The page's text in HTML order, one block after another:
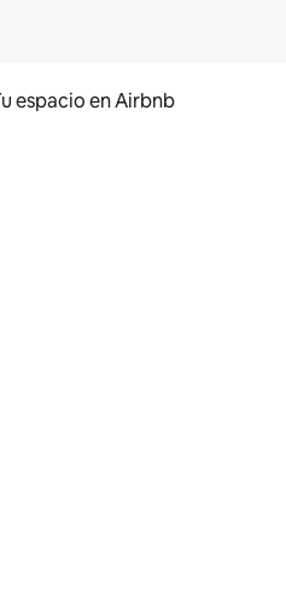
espacio en Airbnb